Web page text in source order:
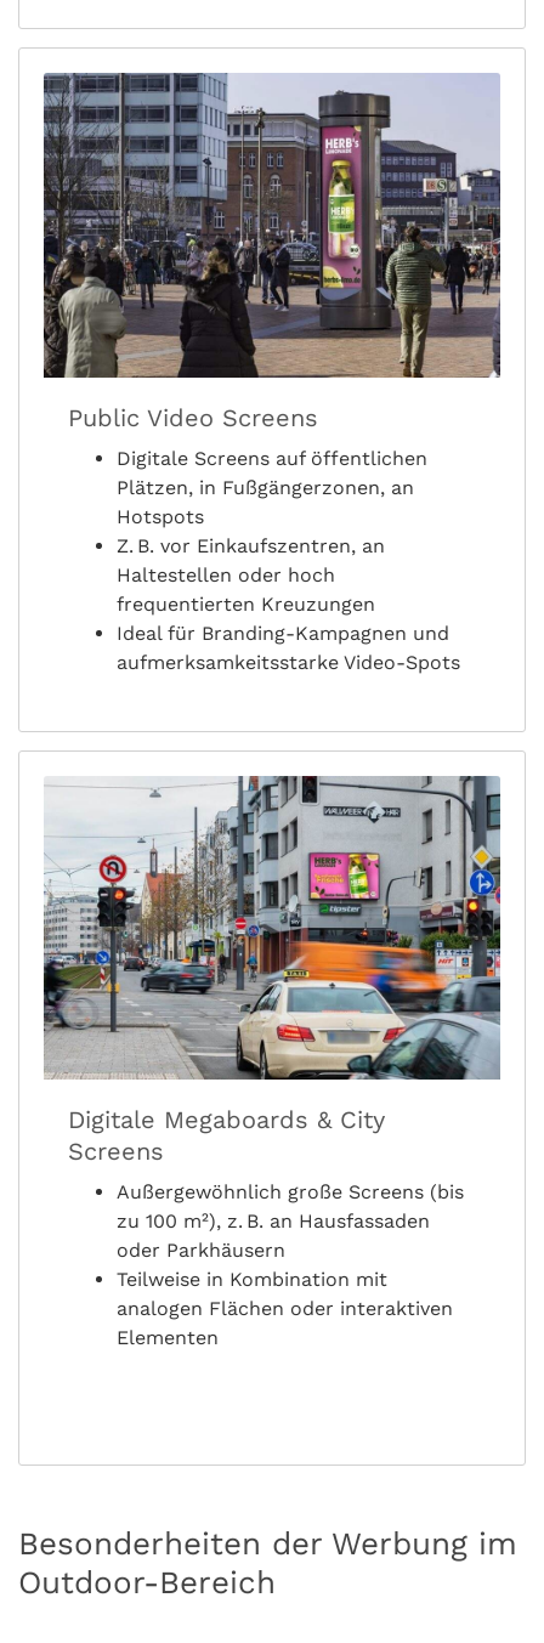
Public Video Screens
Digitale Screens auf öffentlichen
Plätzen, in Fußgängerzonen, an
Hotspots
Z. B. vor Einkaufszentren, an
Haltestellen oder hoch
frequentierten Kreuzungen
Ideal für Branding-Kampagnen und
aufmerksamkeitsstarke Video-Spots
Digitale Megaboards & City
Screens
Außergewöhnlich große Screens (bis
zu 100 m²), z. B. an Hausfassaden
oder Parkhäusern
Teilweise in Kombination mit
analogen Flächen oder interaktiven
Elementen
Besonderheiten der Werbung im
Outdoor-Bereich